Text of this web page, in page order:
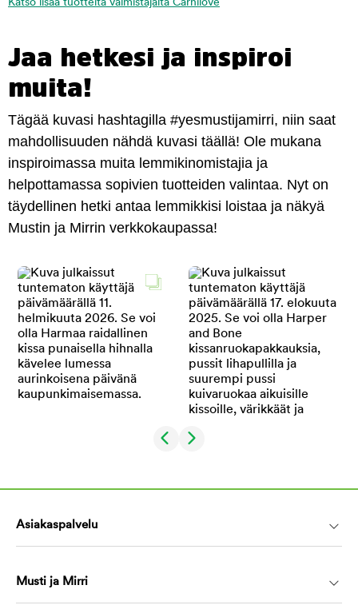
Katso lisää tuotteita valmistajalta Carnilove
Jaa hetkesi ja inspiroi
muita!
Tägää kuvasi hashtagilla #yesmustijamirri, niin saat
mahdollisuuden nähdä kuvasi täällä! Ole mukana
inspiroimassa muita lemmikinomistajia ja
helpottamassa sopivien tuotteiden valintaa. Nyt on
täydellinen hetki antaa lemmikkisi loistaa ja näkyä
Mustin ja Mirrin verkkokaupassa!
Asiakaspalvelu
Musti ja Mirri